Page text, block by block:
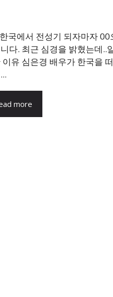
국에서 전성기 되자마자
다. 최근 심경을 밝혔는데..
이유 심은경 배우가 한국을
more